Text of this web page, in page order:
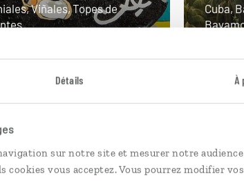
Détails À
sur notre site et mesurer notre
cookies vous acceptez. Vous pourrez modifier
Viñales, Topes de
de 2600€
Cuba,
à partir
NOS 6 IDÉES DE VOYAGE À CUBA